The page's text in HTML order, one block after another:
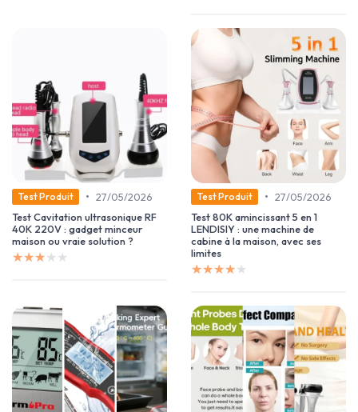
Test Produit • 27/05/2026
Test Cavitation ultrasonique RF
40K 220V : gadget minceur
maison ou vraie solution ?
★★★★★
★★★★★
Test Produit • 27/05/2026
Test 80K amincissant 5 en 1
LENDISIY : une machine de
cabine à la maison, avec ses
limites
★★★★★
★★★★★